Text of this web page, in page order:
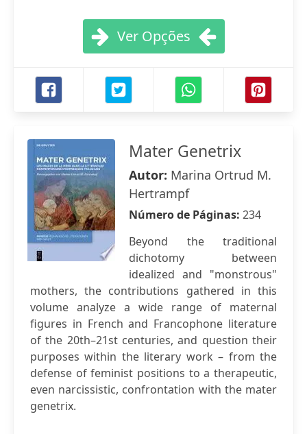
Ver Opções
Mater Genetrix
Autor: Marina Ortrud M.
Hertrampf
Número de Páginas: 234
Beyond the traditional
dichotomy between
idealized and "monstrous"
mothers, the contributions gathered in this
volume analyze a wide range of maternal
figures in French and Francophone literature
of the 20th–21st centuries, and question their
purposes within the literary work – from the
defense of feminist positions to a therapeutic,
even narcissistic, confrontation with the mater
genetrix.